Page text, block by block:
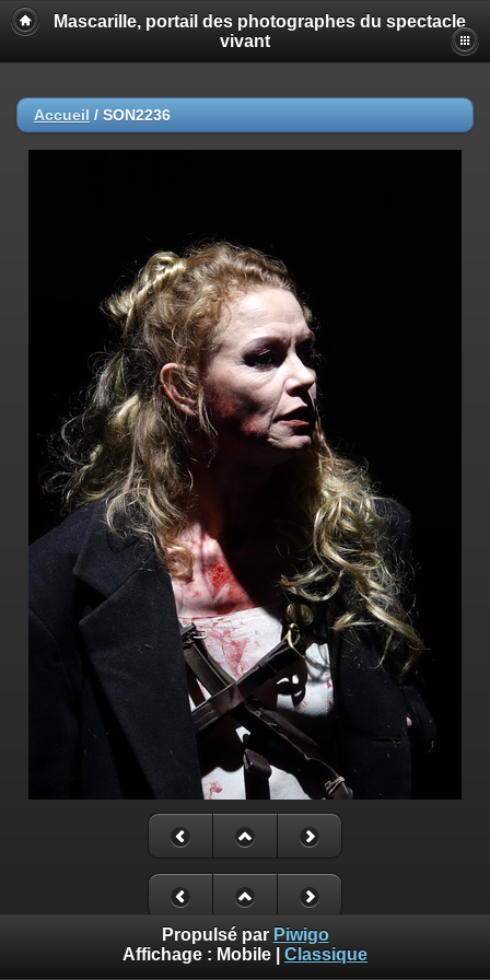
Mascarille, portail des photographes du spectacle
vivant
Accueil / SON2236
Propulsé par Piwigo
Affichage : Mobile Classique